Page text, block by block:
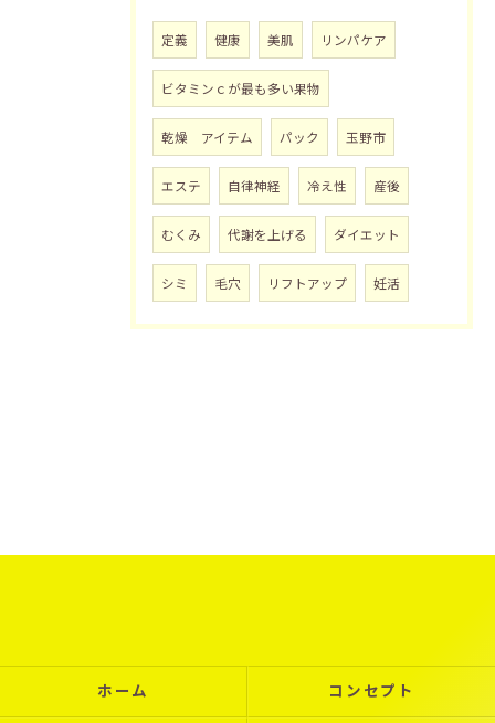
定義 健康 美肌 リンパケア
ビタミンｃが最も多い果物
乾燥 アイテム パック 玉野市
エステ 自律神経 冷え性 産後
むくみ 代謝を上げる ダイエット
シミ 毛穴 リフトアップ 妊活
ホーム コンセプト